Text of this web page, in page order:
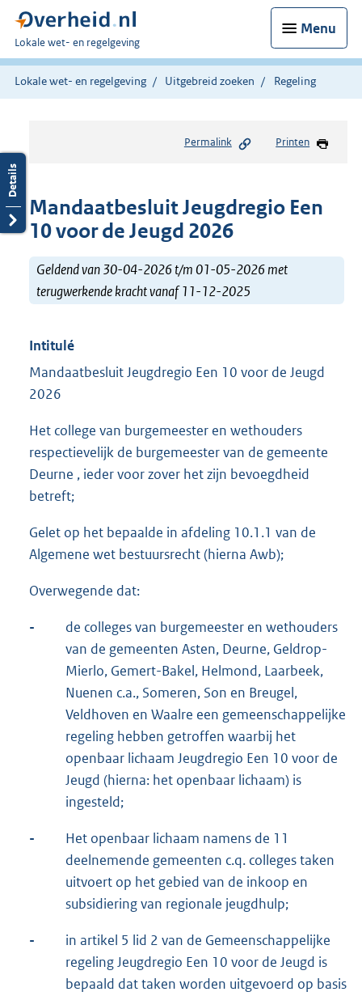
Menu
U
bent
hier:
Lokale wet- en regelgeving
Lokale wet- en regelgeving Uitgebreid zoeken Regeling
Permalink Printen
Mandaatbesluit Jeugdregio Een
10 voor de Jeugd 2026
Geldend van 30-04-2026 t/m 01-05-2026 met
terugwerkende kracht vanaf 11-12-2025
Intitulé
Mandaatbesluit Jeugdregio Een 10 voor de Jeugd
2026
Het college van burgemeester en wethouders
respectievelijk de burgemeester van de gemeente
Deurne , ieder voor zover het zijn bevoegdheid
betreft;
Gelet op het bepaalde in afdeling 10.1.1 van de
Algemene wet bestuursrecht (hierna Awb);
Overwegende dat:
-
de colleges van burgemeester en wethouders
van de gemeenten Asten, Deurne, Geldrop-
Mierlo, Gemert-Bakel, Helmond, Laarbeek,
Nuenen c.a., Someren, Son en Breugel,
Veldhoven en Waalre een gemeenschappelijke
regeling hebben getroffen waarbij het
openbaar lichaam Jeugdregio Een 10 voor de
Jeugd (hierna: het openbaar lichaam) is
ingesteld;
-
Het openbaar lichaam namens de 11
deelnemende gemeenten c.q. colleges taken
uitvoert op het gebied van de inkoop en
subsidiering van regionale jeugdhulp;
-
in artikel 5 lid 2 van de Gemeenschappelijke
regeling Jeugdregio Een 10 voor de Jeugd is
bepaald dat taken worden uitgevoerd op basis